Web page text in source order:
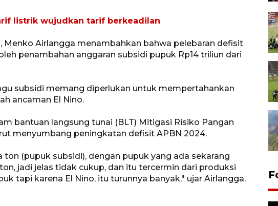
listrik wujudkan tarif berkeadilan
Menko Airlangga menambahkan bahwa pelebaran defisit
penambahan anggaran subsidi pupuk Rp14 triliun dari
subsidi memang diperlukan untuk mempertahankan
ancaman El Nino.
bantuan langsung tunai (BLT) Mitigasi Risiko Pangan
menyumbang peningkatan defisit APBN 2024.
ton (pupuk subsidi), dengan pupuk yang ada sekarang
jadi jelas tidak cukup, dan itu tercermin dari produksi
tapi karena El Nino, itu turunnya banyak," ujar Airlangga.